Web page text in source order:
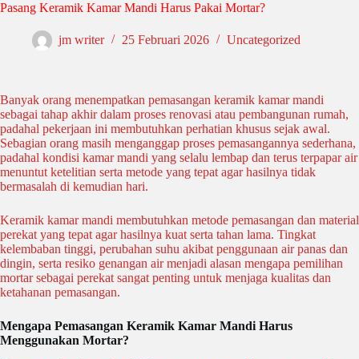
Pasang Keramik Kamar Mandi Harus Pakai Mortar?
jm writer 25 Februari 2026 Uncategorized
Banyak orang menempatkan pemasangan keramik kamar mandi
sebagai tahap akhir dalam proses renovasi atau pembangunan rumah,
padahal pekerjaan ini membutuhkan perhatian khusus sejak awal.
Sebagian orang masih menganggap proses pemasangannya sederhana,
padahal kondisi kamar mandi yang selalu lembap dan terus terpapar air
menuntut ketelitian serta metode yang tepat agar hasilnya tidak
bermasalah di kemudian hari.
Keramik kamar mandi membutuhkan metode pemasangan dan material
perekat yang tepat agar hasilnya kuat serta tahan lama. Tingkat
kelembaban tinggi, perubahan suhu akibat penggunaan air panas dan
dingin, serta resiko genangan air menjadi alasan mengapa pemilihan
mortar sebagai perekat sangat penting untuk menjaga kualitas dan
ketahanan pemasangan.
Mengapa Pemasangan Keramik Kamar Mandi Harus
Menggunakan Mortar?